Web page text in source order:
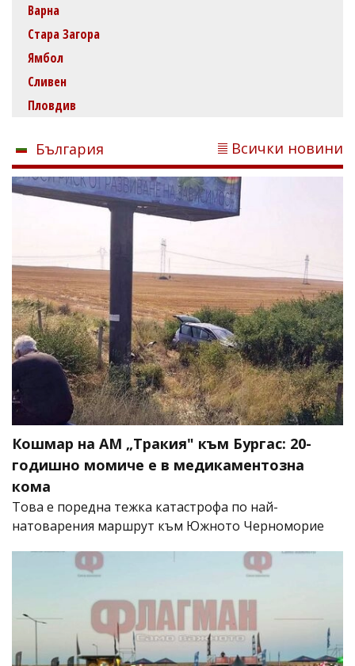
Варна
Стара Загора
Ямбол
Сливен
Пловдив
България Всички новини
Кошмар на АМ „Тракия" към Бургас: 20-
годишно момиче е в медикаментозна
кома
Това е поредна тежка катастрофа по най-
натоварения маршрут към Южното Черноморие